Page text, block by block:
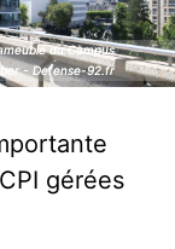
du Campus
- Defense-92.fr
du Campus
- Defense-92.fr
gérées